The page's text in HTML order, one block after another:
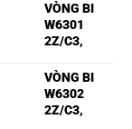
VÒNG BI
W6301
2Z/C3,
VÒNG BI
W6302
2Z/C3,